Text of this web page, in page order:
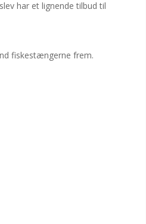
har et lignende tilbud til
fiskestængerne frem.